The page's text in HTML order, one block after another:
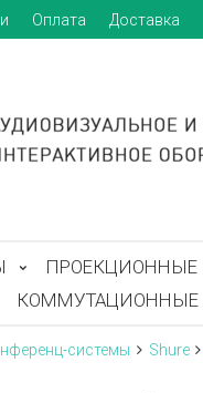
Оплата Доставка
ПРОЕКЦИОННЫЕ
КОММУТАЦИОННЫЕ
системы Shure